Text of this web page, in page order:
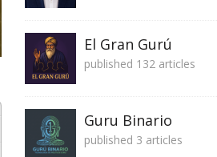
El Gran Gurú
published 132 articles
Guru Binario
published 3 articles